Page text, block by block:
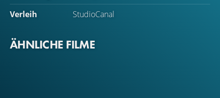
Verleih
StudioCanal
ÄHNLICHE FILME